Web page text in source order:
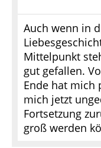
Auch wenn in
Mittelpunkt
gut gefallen.
Ende hat mich
mich jetzt
Fortsetzung
groß werden